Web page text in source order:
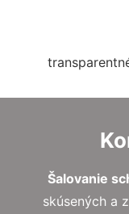
Šalovanie
skúsených a